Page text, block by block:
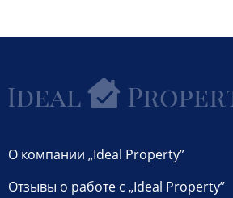
О компании „Ideal Property”
Отзывы о работе с „Ideal Property”